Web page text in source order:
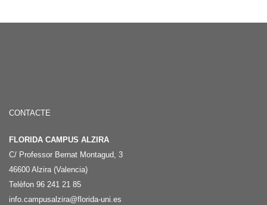
CONTACTE
FLORIDA CAMPUS ALZIRA
C/ Professor Bernat Montagud, 3
46600 Alzira (Valencia)
Telèfon 96 241 21 85
info.campusalzira@florida-uni.es